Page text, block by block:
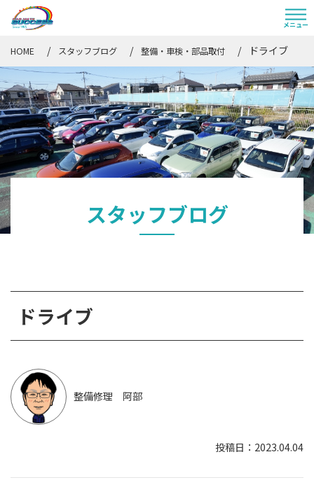
HOME スタッフブログ 整備・車検・部品取付 ドライブ
スタッフブログ
ドライブ
整備修理 阿部
2023.04.04